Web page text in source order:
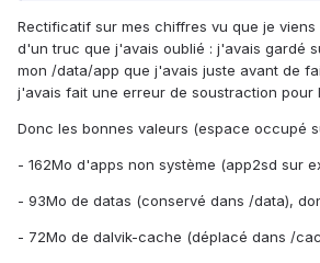
Rectificatif sur mes chiffres vu que je
d'un truc que j'avais oublié : j'avais gardé
mon /data/app que j'avais juste avant de
j'avais fait une erreur de soustraction pour
Donc les bonnes valeurs (espace occupé
- 162Mo d'apps non système (app2sd sur
- 93Mo de datas (conservé dans /data),
- 72Mo de dalvik-cache (déplacé dans /